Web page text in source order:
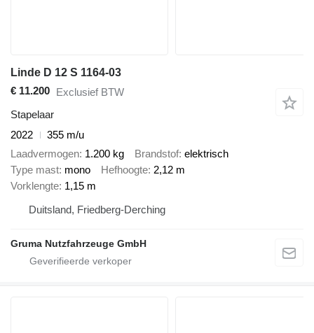
Linde D 12 S 1164-03
€ 11.200 Exclusief BTW
Stapelaar
2022
355 m/u
Laadvermogen 1.200 kg Brandstof elektrisch
Type mast mono Hefhoogte 2,12 m
Vorklengte 1,15 m
Duitsland, Friedberg-Derching
Gruma Nutzfahrzeuge GmbH